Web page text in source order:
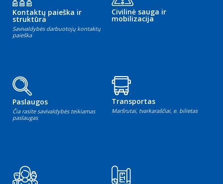
Kontaktų paieška ir
struktūra
Savivaldybės darbuotojų kontaktų
paieška
Civilinė sauga ir
mobilizacija
Paslaugos
Čia rasite savivaldybės teikiamas
paslaugas
Transportas
Maršrutai, tvarkaraščiai, e. bilietas